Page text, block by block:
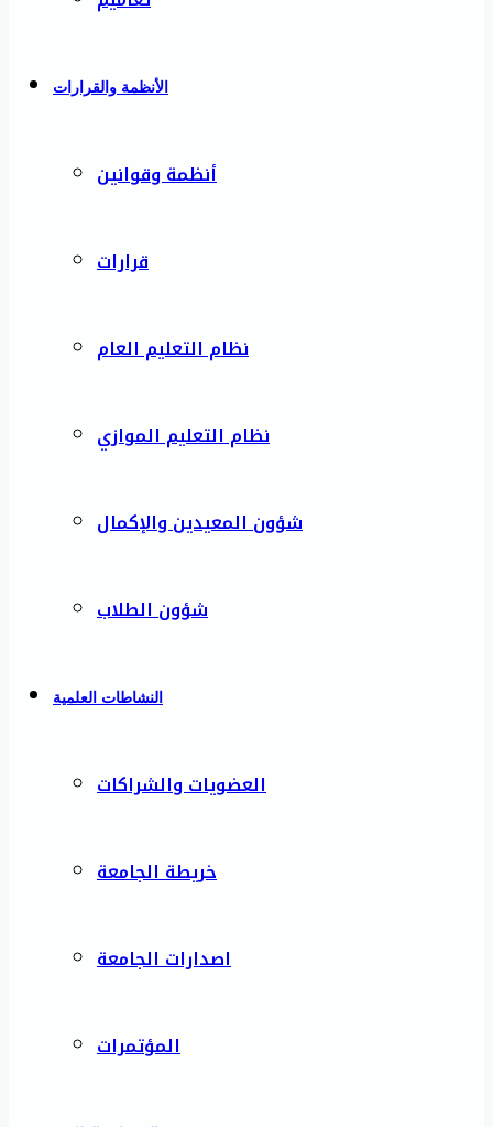
الأنظمة والقرارات
أنظمة وقوانين
قرارات
نظام التعليم العام
نظام التعليم الموازي
شؤون المعيدين والإكمال
شؤون الطلاب
النشاطات العلمية
العضويات والشراكات
خريطة الجامعة
اصدارات الجامعة
المؤتمرات